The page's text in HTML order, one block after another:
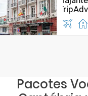
Pacotes